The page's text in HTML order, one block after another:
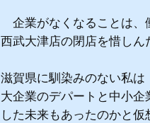
企業がなくなることは、
西武大津店の閉店を惜しん
滋賀県に馴染みのない私は
大企業のデパートと中小
した未来もあったのかと仮